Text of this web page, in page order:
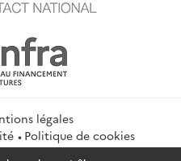
légales
Politique de cookies
Flux RSS